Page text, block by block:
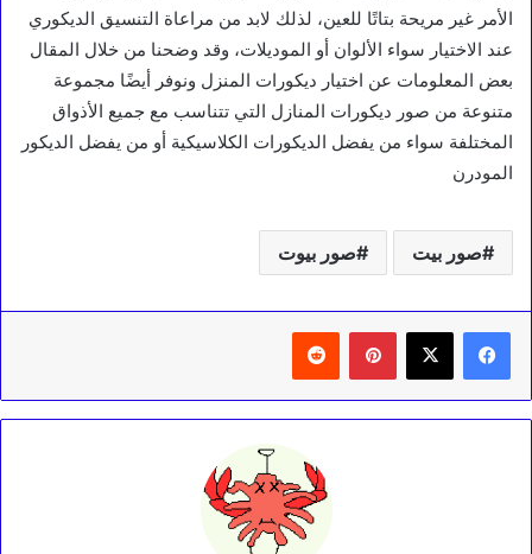
الأمر غير مريحة بتاتًا للعين، لذلك لابد من مراعاة التنسيق الديكوري
عند الاختيار سواء الألوان أو الموديلات، وقد وضحنا من خلال المقال
بعض المعلومات عن اختيار ديكورات المنزل ونوفر أيضًا مجموعة
متنوعة من صور ديكورات المنازل التي تتناسب مع جميع الأذواق
المختلفة سواء من يفضل الديكورات الكلاسيكية أو من يفضل الديكور
المودرن
صور بيت صور بيوت
بينتيريست